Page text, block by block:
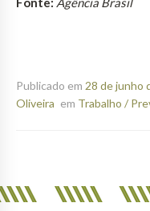
Publicado em 28 de junho
Oliveira em Trabalho /